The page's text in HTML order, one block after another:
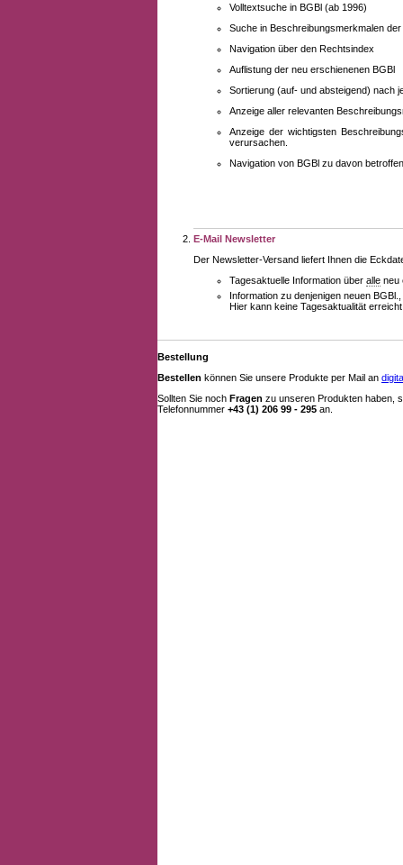
Volltextsuche in BGBl (ab 1996)
Suche in Beschreibungsmerkmalen
Navigation über den Rechtsindex
Auflistung der neu erschienenen BGBl
Sortierung (auf- und absteigend) nach
Anzeige aller relevanten
Anzeige der wichtigsten
verursachen.
Navigation von BGBl zu davon
E-Mail Newsletter
Der Newsletter-Versand liefert Ihnen die
Tagesaktuelle Information über alle neu
Information zu denjenigen neuen
Hier kann keine Tagesaktualität
Bestellung
Bestellen können Sie unsere Produkte per Mail an
Sollten Sie noch Fragen zu unseren Produkten haben,
Telefonnummer +43 (1) 206 99 - 295 an.